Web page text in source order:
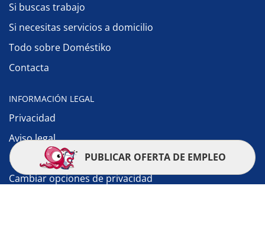
Si buscas trabajo
Si necesitas servicios a domicilio
Todo sobre Doméstiko
Contacta
INFORMACIÓN LEGAL
Privacidad
Aviso legal
Política de cookies
Cambiar opciones de privacidad
PUBLICAR OFERTA DE EMPLEO